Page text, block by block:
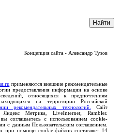
Концепция сайта - Александр Тузов
применяются внешние рекомендательные
предоставления информации на основе
относящихся к предпочтениям
на территории Российской
рекомендательных технологий.
Сайт
Яндекс Метрика, LiveInternet, Rambler.
соглашаетесь с использованием cookie-
с данным Пользовательским соглашением.
при помощи cookie-файлов составляет 14